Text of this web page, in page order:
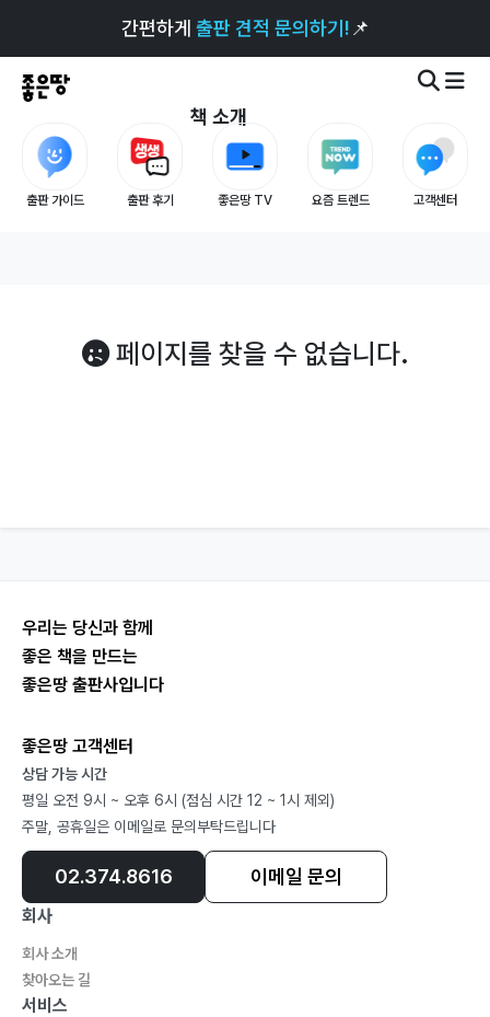
간편하게 출판 견적 문의하기! 📌
책 소개
출판 가이드 출판 후기 좋은땅 TV 요즘 트렌드 고객센터
페이지를 찾을 수 없습니다.
우리는 당신과 함께
좋은 책을 만드는
좋은땅 출판사입니다
좋은땅 고객센터
상담 가능 시간
평일 오전 9시 ~ 오후 6시 (점심 시간 12 ~ 1시 제외)
주말, 공휴일은 이메일로 문의부탁드립니다
02.374.8616 이메일 문의
회사
회사 소개
찾아오는 길
서비스